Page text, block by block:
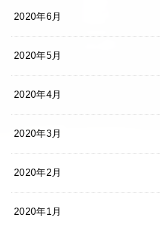
2020年6月
2020年5月
2020年4月
2020年3月
2020年2月
2020年1月